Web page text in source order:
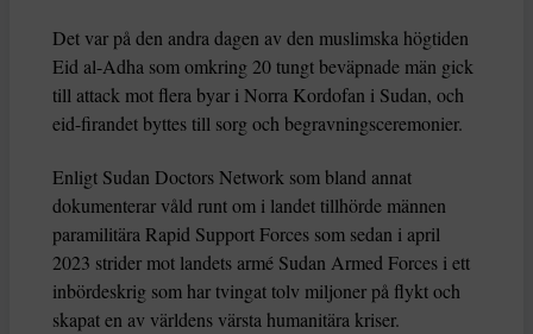
Det var på den andra dagen av den muslimska högtiden
Eid al-Adha som omkring 20 tungt beväpnade män gick
till attack mot flera byar i Norra Kordofan i Sudan, och
eid-firandet byttes till sorg och begravningsceremonier.
Enligt Sudan Doctors Network som bland annat
dokumenterar våld runt om i landet tillhörde männen
paramilitära Rapid Support Forces som sedan i april
2023 strider mot landets armé Sudan Armed Forces i ett
inbördeskrig som har tvingat tolv miljoner på flykt och
skapat en av världens värsta humanitära kriser.